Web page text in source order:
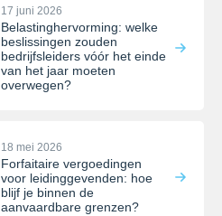
17 juni 2026
Belastinghervorming: welke
beslissingen zouden
bedrijfsleiders vóór het einde
van het jaar moeten
overwegen?
18 mei 2026
Forfaitaire vergoedingen
voor leidinggevenden: hoe
blijf je binnen de
aanvaardbare grenzen?